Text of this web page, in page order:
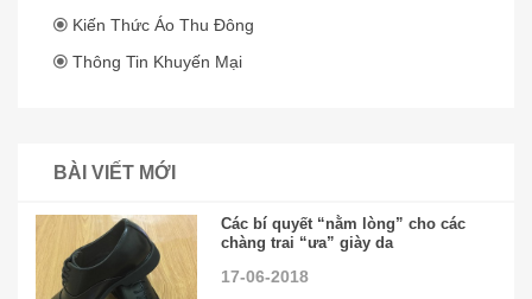
Kiến Thức Áo Thu Đông
Thông Tin Khuyến Mại
BÀI VIẾT MỚI
Các bí quyết “nằm lòng” cho các
chàng trai “ưa” giày da
17-06-2018